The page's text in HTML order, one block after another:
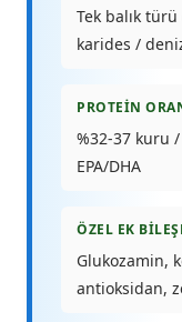
Tek balık
karides /
PROTEIN
%32-37 kuru
EPA/DHA
ÖZEL EK
Glukozamin,
antioksidan,